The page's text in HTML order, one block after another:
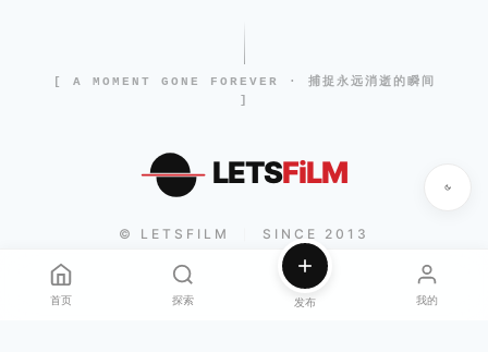
[ A MOMENT GONE FOREVER · 捕捉永远消逝的瞬间
]
LETSFiLM
© LETSFILM SINCE 2013
首页 探索 发布 我的